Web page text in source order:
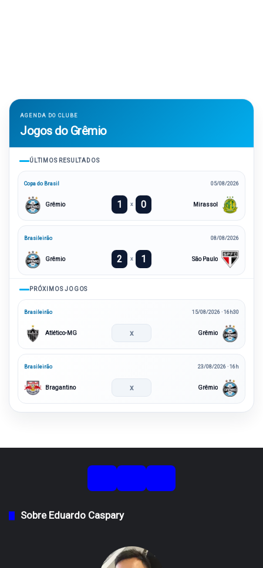
AGENDA DO CLUBE
Jogos do Grêmio
ÚLTIMOS RESULTADOS
Copa do Brasil 05/08/2026
Grêmio 1 x 0 Mirassol
Brasileirão 08/08/2026
Grêmio 2 x 1 São Paulo
PRÓXIMOS JOGOS
Brasileirão 15/08/2026 · 16h30
Atlético-MG x Grêmio
Brasileirão 23/08/2026 · 16h
Bragantino x Grêmio
Sobre Eduardo Caspary